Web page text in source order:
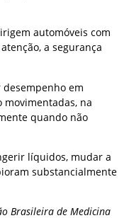
automóveis com
a segurança
desempenho em
movimentadas, na
quando não
líquidos, mudar a
substancialmente
Brasileira de Medicina